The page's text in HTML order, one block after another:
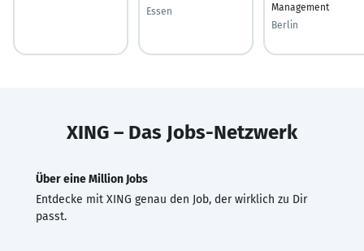
Essen
Management
Berlin
XING – Das Jobs-Netzwerk
Über eine Million Jobs
Entdecke mit XING genau den Job, der wirklich zu Dir
passt.